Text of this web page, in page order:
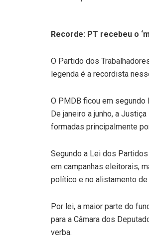
Recorde: PT recebeu o
O Partido dos
legenda é a recordista
O PMDB ficou em segundo
De janeiro a junho, a
formadas principalmente
Segundo a Lei dos
em campanhas eleitorais,
político e no alistamento
Por lei, a maior parte do
para a Câmara dos
verba.